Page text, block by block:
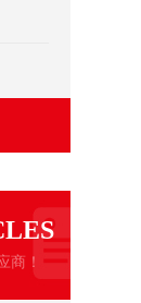
商！